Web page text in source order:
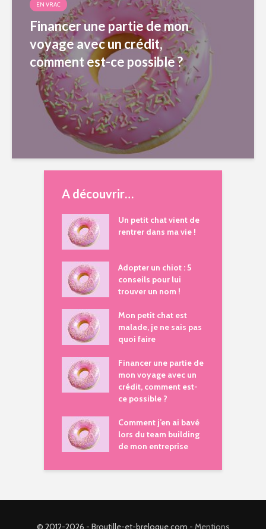
EN VRAC
Financer une partie de mon
voyage avec un crédit,
comment est-ce possible ?
A découvrir…
Un petit chat vient de
rentrer dans ma vie !
Adopter un chiot : 5
conseils pour lui
trouver un nom !
Mon petit chat est
malade, je ne sais pas
quoi faire
Financer une partie de
mon voyage avec un
crédit, comment est-
ce possible ?
Comment j’en ai bavé
lors du team building
de mon entreprise
© 2012-2026 - Broutille-et-breloque.com - Mentions